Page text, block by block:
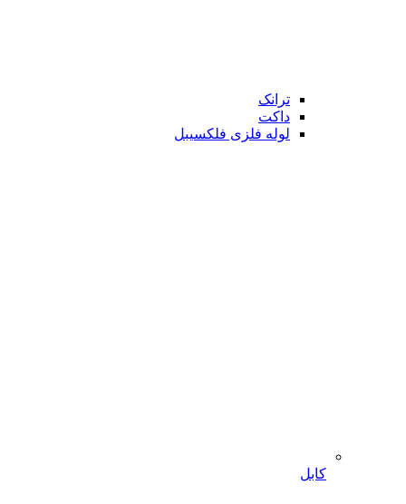
ترانک
داکت
لوله فلزی فلکسیبل
کابل